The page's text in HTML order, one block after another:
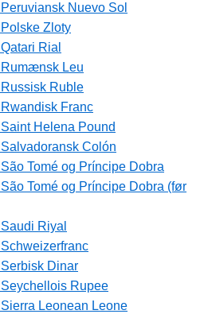
Nuevo Sol
Zloty
Rial
Leu
Ruble
Franc
Helena Pound
Colón
Tomé og Príncipe Dobra
Tomé og Príncipe Dobra (før
Riyal
Dinar
Rupee
Leonean Leone